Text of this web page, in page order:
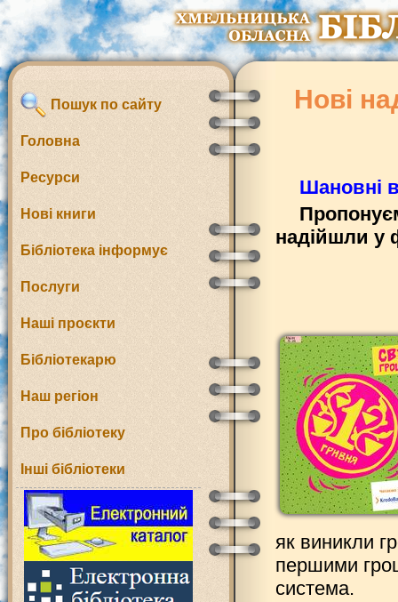
Пошук по сайту
Головна
Ресурси
Нові книги
Бібліотека інформує
Послуги
Наші проєкти
Бібліотекарю
Наш регіон
Про бібліотеку
Інші бібліотеки
Нові
Шановні
надійшли у
як виникли
першими
система.